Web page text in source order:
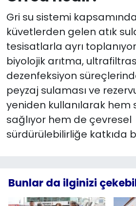
Gri su sistemi
küvetlerden gelen atık
tesisatlarla ayrı
biyolojik arıtma,
dezenfeksiyon
peyzaj sulaması ve
yeniden kullanılarak hem
sağlıyor hem de çevresel
sürdürülebilirliğe katkıda
Bunlar da ilginizi